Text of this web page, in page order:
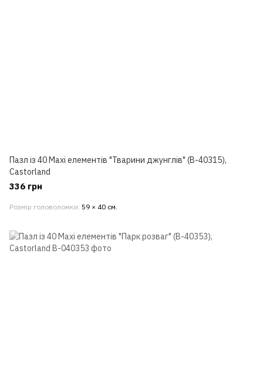
Пазл із 40 Maxi елементів "Тварини джунглів" (B-40315),
Castorland
336 грн
Розмір головоломки 59 × 40 см.